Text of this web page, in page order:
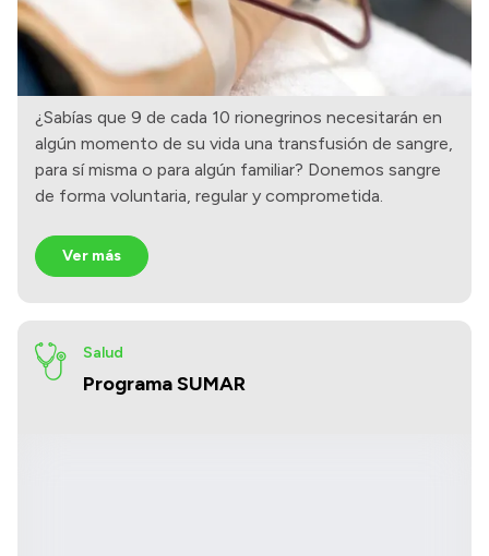
¿Sabías que 9 de cada 10 rionegrinos necesitarán en
algún momento de su vida una transfusión de sangre,
para sí misma o para algún familiar? Donemos sangre
de forma voluntaria, regular y comprometida.
Ver más
Programa SUMAR
Salud